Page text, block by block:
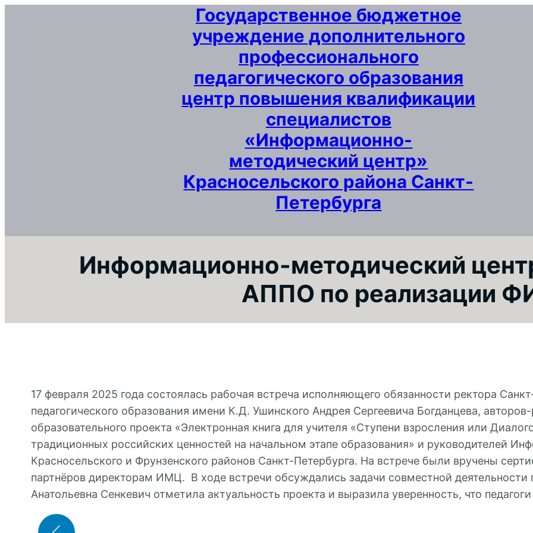
Государственное бюджетное
учреждение дополнительного
профессионального
педагогического образования
центр повышения квалификации
специалистов
«Информационно-
методический центр»
Красносельского района Санкт-
Петербурга
Информационно-методический
АППО по реализации
17 февраля 2025 года состоялась рабочая встреча исполняющего обязанности ректора
педагогического образования имени К.Д. Ушинского Андрея Сергеевича Богданцева,
образовательного проекта «Электронная книга для учителя «Ступени взросления или
традиционных российских ценностей на начальном этапе образования» и руководителей
Красносельского и Фрунзенского районов Санкт-Петербурга. На встрече были вручены
партнёров директорам ИМЦ. В ходе встречи обсуждались задачи совместной
Анатольевна Сенкевич отметила актуальность проекта и выразила уверенность, что